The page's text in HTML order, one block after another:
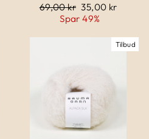
Normalpris
69,00 kr Udsalgspris
35,00 kr
Spar 49%
Tilbud